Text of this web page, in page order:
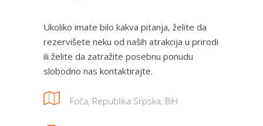
Ukoliko imate bilo kakva pitanja, želite da
rezervišete neku od naših atrakcija u prirodi
ili želite da zatražite posebnu ponudu
slobodno nas kontaktirajte.
Foča, Republika Srpska, BiH